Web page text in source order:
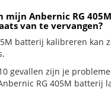
mijn Anbernic RG
van te vervangen?
batterij kalibreren kan
gevallen zijn je
RG 405M batterij